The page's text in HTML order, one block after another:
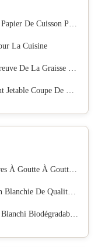
Cuisson Pour Cupcakes
La Cuisine
Usage Unique De Qualité Européenne
Une Soirée De Boulangerie
À L'huile Filtre À Café Papyrus Compatible
De Qualité Alimentaire
Filtres De Café Pour La Préparation De Café À Domicile